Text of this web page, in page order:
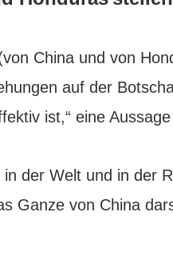
China und von
auf der
ist,“ eine
der Welt und in der
Ganze von China